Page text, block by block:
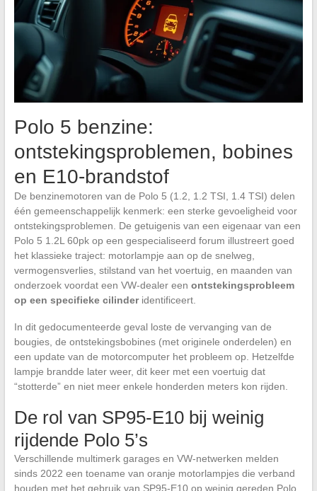
Polo 5 benzine:
ontstekingsproblemen, bobines
en E10-brandstof
De benzinemotoren van de Polo 5 (1.2, 1.2 TSI, 1.4 TSI) delen
één gemeenschappelijk kenmerk: een sterke gevoeligheid voor
ontstekingsproblemen. De getuigenis van een eigenaar van een
Polo 5 1.2L 60pk op een gespecialiseerd forum illustreert goed
het klassieke traject: motorlampje aan op de snelweg,
vermogensverlies, stilstand van het voertuig, en maanden van
onderzoek voordat een VW-dealer een ontstekingsprobleem
op een specifieke cilinderidentificeert.
In dit gedocumenteerde geval loste de vervanging van de
bougies, de ontstekingsbobines (met originele onderdelen) en
een update van de motorcomputer het probleem op. Hetzelfde
lampje brandde later weer, dit keer met een voertuig dat
“stotterde” en niet meer enkele honderden meters kon rijden.
De rol van SP95-E10 bij weinig
rijdende Polo 5’s
Verschillende multimerk garages en VW-netwerken melden
sinds 2022 een toename van oranje motorlampjes die verband
houden met het gebruik van SP95-E10 op weinig gereden Polo